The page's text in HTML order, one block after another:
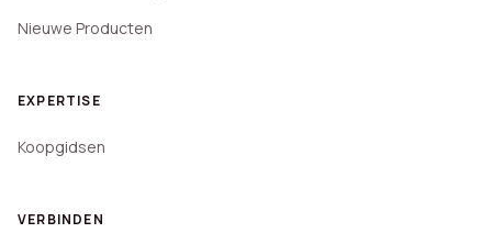
Nieuwe Producten
EXPERTISE
Koopgidsen
VERBINDEN